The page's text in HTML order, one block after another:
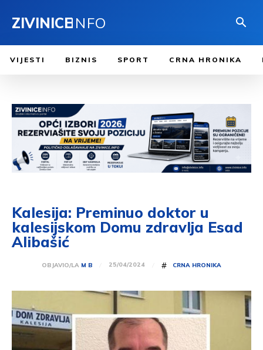
ZIVINICEINFO
VIJESTI BIZNIS SPORT CRNA HRONIKA
Kalesija: Preminuo doktor u
kalesijskom Domu zdravlja Esad
Alibašić
OBJAVIO/LA M B 25/04/2024 # CRNA HRONIKA